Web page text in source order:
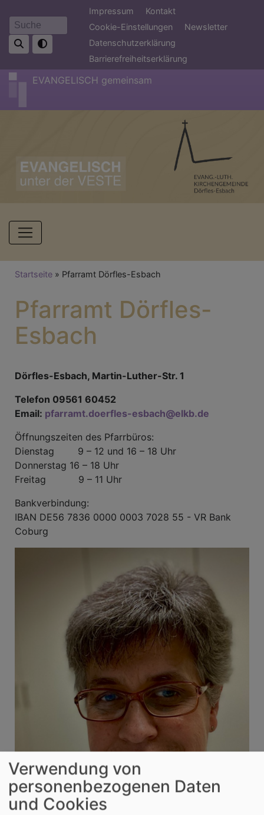
zum
Inhalt
Suche
Fußbereichsmenü
Impressum
Kontakt
Cookie-Einstellungen
Newsletter
Datenschutzerklärung
Barrierefreiheitserklärung
EVANGELISCH gemeinsam
Hauptnavigation
Breadcrumb
Startseite Pfarramt Dörfles-Esbach
Pfarramt Dörfles-
Esbach
Dörfles-Esbach, Martin-Luther-Str. 1
Telefon 09561 60452
Email: pfarramt.doerfles-esbach@elkb.de
Öffnungszeiten des Pfarrbüros:
Dienstag 9 – 12 und 16 – 18 Uhr
Donnerstag 16 – 18 Uhr
Freitag 9 – 11 Uhr
Bankverbindung:
IBAN DE56 7836 0000 0003 7028 55 - VR Bank
Coburg
Verwendung von
personenbezogenen Daten
und Cookies